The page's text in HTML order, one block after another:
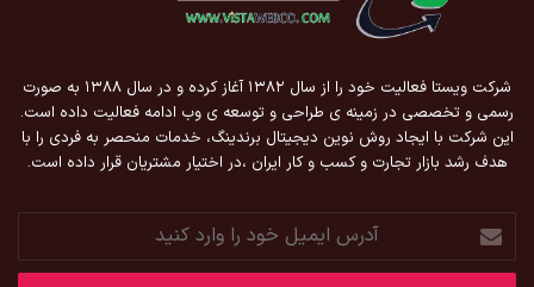
شرکت ویستا فعالیت خود را از سال ۱۳۸۲ آغاز کرده و در سال ۱۳۸۸ به صورت
رسمی و تخصصی در زمینه ی طراحی و توسعه ی وب ادامه فعالیت داده است.
این شرکت با ایجاد روش نوین دیجیتال برندینگ، خدمات منحصر به فردی را با
هدف رشد بازار تجارت و کسب و کار ایران ،در اختیار مشتریان قرار داده است.
آدرس
ایمیل
خود